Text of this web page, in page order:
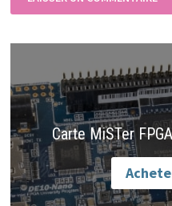
Carte MiSTer